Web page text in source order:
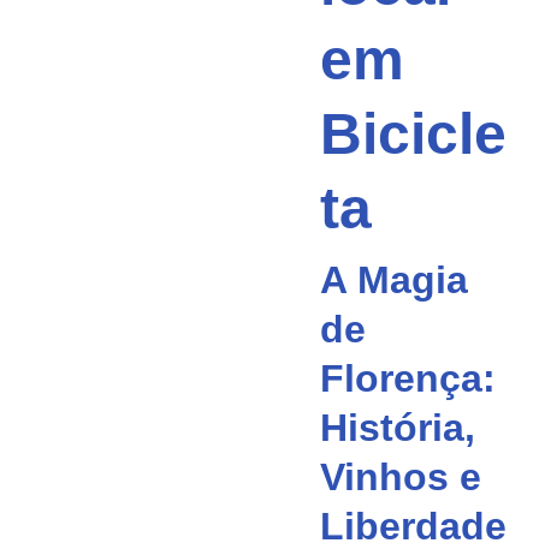
em
Bicicle
ta
A Magia
de
Florença:
História,
Vinhos e
Liberdade